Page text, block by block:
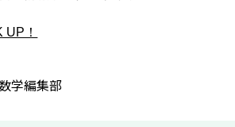
！
学編集部